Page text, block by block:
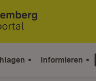
Informieren